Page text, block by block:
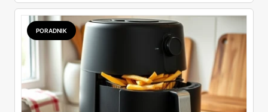
wszystko w jednym miejscu: jak zamawiać, ile trwa zwrot,
jakie kody rabatowe działają w sierpniu i które produkty
faktycznie warto włożyć do koszyka.
PORADNIK